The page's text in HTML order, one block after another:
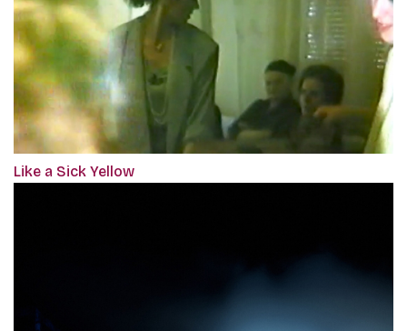
Like a Sick Yellow